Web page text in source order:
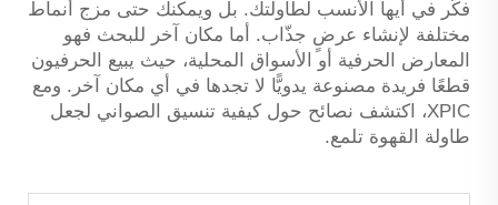
فكّر في أيها الأنسب لطاولتك. بل ويمكنك حتى مزج أنماط
مختلفة لإنشاء عرضٍ جذّاب. أما مكان آخر للبحث فهو
المعارض الحرفية أو الأسواق المحلية، حيث يبيع الحرفيون
قطعًا فريدة مصنوعة يدويًّا لا تجدها في أي مكان آخر. ومع
XPIC، اكتشف نصائح حول كيفية تنسيق الصواني لجعل
طاولة القهوة تلمع.